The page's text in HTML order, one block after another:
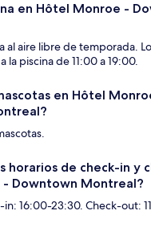
en Hôtel Monroe -
al aire libre de temporada.
la piscina de 11:00 a 19:00.
en Hôtel
horarios de check-in y
Downtown Montreal?
16:00-23:30. Check-out: